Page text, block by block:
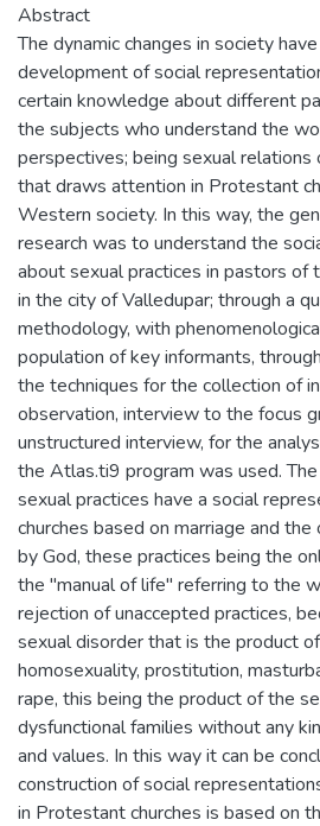
Abstract
The dynamic changes in society
development of social
certain knowledge about different
the subjects who understand the
perspectives; being sexual relations
that draws attention in Protestant
Western society. In this way, the
research was to understand the
about sexual practices in pastors of
in the city of Valledupar; through a
methodology, with
population of key informants,
the techniques for the collection of
observation, interview to the focus
unstructured interview, for the
the Atlas.ti9 program was used.
sexual practices have a social
churches based on marriage and
by God, these practices being the
the "manual of life" referring to the
rejection of unaccepted practices,
sexual disorder that is the product
homosexuality, prostitution,
rape, this being the product of the
dysfunctional families without any
and values. In this way it can be
construction of social
in Protestant churches is based on